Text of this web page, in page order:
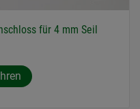
für 4 mm Seil